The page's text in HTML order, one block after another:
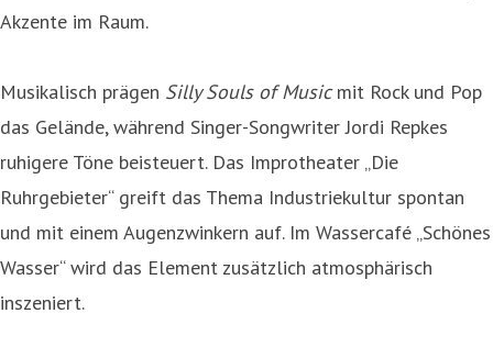
Akzente im Raum.
Musikalisch prägen Silly Souls of Musicmit Rock und Pop
das Gelände, während Singer-Songwriter Jordi Repkes
ruhigere Töne beisteuert. Das Improtheater „Die
Ruhrgebieter“ greift das Thema Industriekultur spontan
und mit einem Augenzwinkern auf. Im Wassercafé „Schönes
Wasser“ wird das Element zusätzlich atmosphärisch
inszeniert.